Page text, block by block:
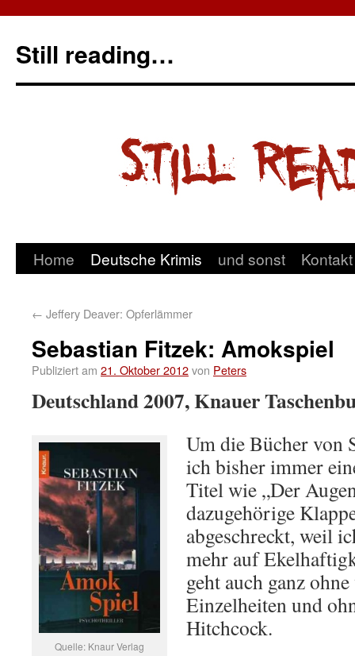
Still reading…
Home Deutsche Krimis und sonst Kontakt
← Jeffery Deaver: Opferlämmer
Sebastian Fitzek: Amokspiel
Publiziert am 21. Oktober 2012von Peters
Deutschland 2007, Knauer
Quelle: Knaur Verlag
Um die Bücher von
ich bisher immer
Titel wie „Der
dazugehörige
abgeschreckt, weil
mehr auf
geht auch ganz
Einzelheiten und
Hitchcock.